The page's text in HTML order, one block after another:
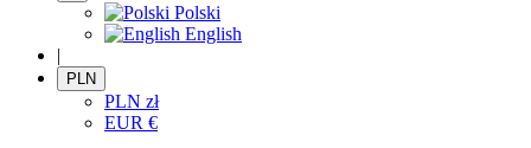
Polski
English
|
PLN
PLN zł
EUR €